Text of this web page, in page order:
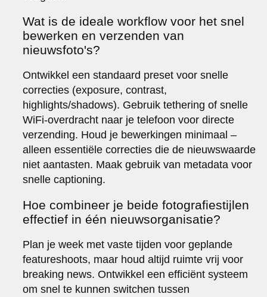
Wat is de ideale workflow voor het snel
bewerken en verzenden van
nieuwsfoto's?
Ontwikkel een standaard preset voor snelle
correcties (exposure, contrast,
highlights/shadows). Gebruik tethering of snelle
WiFi-overdracht naar je telefoon voor directe
verzending. Houd je bewerkingen minimaal –
alleen essentiële correcties die de nieuwswaarde
niet aantasten. Maak gebruik van metadata voor
snelle captioning.
Hoe combineer je beide fotografiestijlen
effectief in één nieuwsorganisatie?
Plan je week met vaste tijden voor geplande
featureshoots, maar houd altijd ruimte vrij voor
breaking news. Ontwikkel een efficiënt systeem
om snel te kunnen switchen tussen